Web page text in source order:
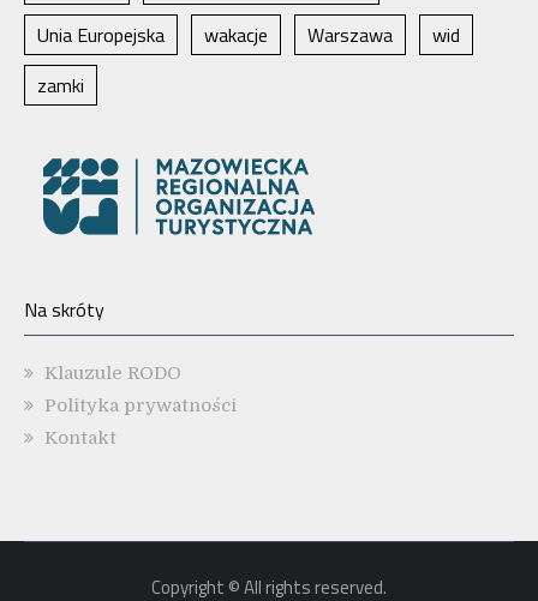
Unia Europejska
wakacje Warszawa
wid
zamki
Na skróty
Klauzule RODO
Polityka prywatności
Kontakt
Copyright © All rights reserved.